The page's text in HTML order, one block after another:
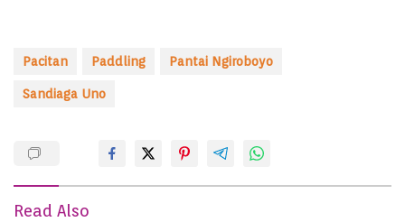
Pacitan Paddling Pantai Ngiroboyo
Sandiaga Uno
Read Also